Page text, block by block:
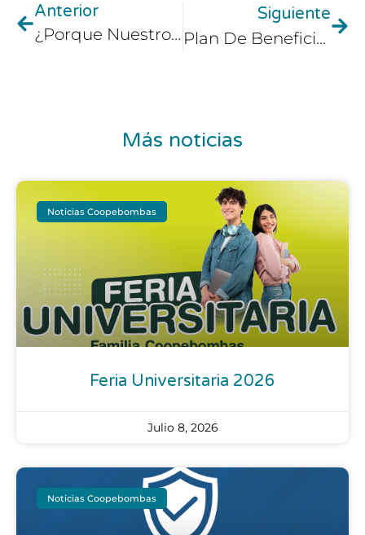
Anterior
¿Porque Nuestros Conductores Deben Usar «SOY COOPEBOMBAS»?
Siguiente
Plan De Beneficios Para Usar La App De Conductores Soy Coopebombas
Más noticias
Noticias Coopebombas
Feria Universitaria 2026
Julio 8, 2026
Noticias Coopebombas